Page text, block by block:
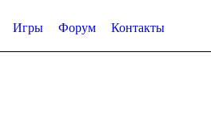
Игры Форум Контакты